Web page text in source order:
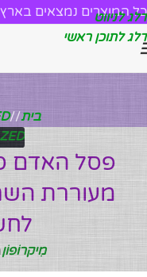
דלג לניווט
דלג לתוכן ראשי
כל המוצרים נמצאים
בית/
פסל האדם
מעוררת
מִיקרוֹפוֹן